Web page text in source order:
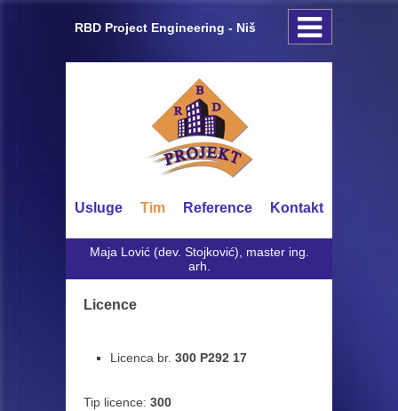
RBD Project Engineering - Niš
Usluge Tim Reference Kontakt
Maja Lović (dev. Stojković), master ing.
arh.
Licence
Licenca br. 300 P292 17
Tip licence: 300